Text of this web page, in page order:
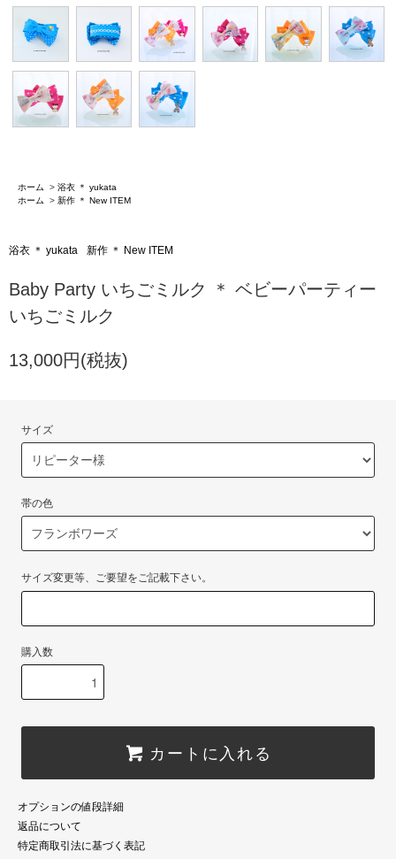
ホーム > 浴衣 ＊ yukata
ホーム
> 新作 ＊ New ITEM
浴衣 ＊ yukata 新作 ＊ New ITEM
Baby Party いちごミルク ＊ ベビーパーティー
いちごミルク
13,000円(税抜)
サイズ
帯の色
サイズ変更等、ご要望をご記載下さい。
購入数
カートに入れる
オプションの値段詳細
返品について
特定商取引法に基づく表記